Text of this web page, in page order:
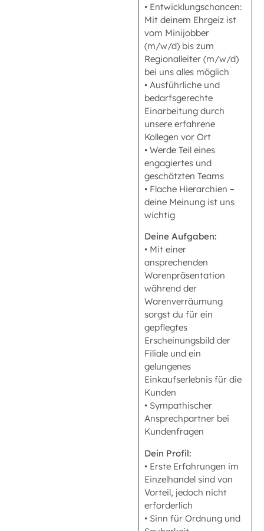
• Entwicklungschancen:
Mit deinem Ehrgeiz ist
vom Minijobber
(m/w/d) bis zum
Regionalleiter (m/w/d)
bei uns alles möglich
• Ausführliche und
bedarfsgerechte
Einarbeitung durch
unsere erfahrene
Kollegen vor Ort
• Werde Teil eines
engagiertes und
geschätzten Teams
• Flache Hierarchien –
deine Meinung ist uns
wichtig
Deine Aufgaben:
• Mit einer
ansprechenden
Warenpräsentation
während der
Warenverräumung
sorgst du für ein
gepflegtes
Erscheinungsbild der
Filiale und ein
gelungenes
Einkaufserlebnis für die
Kunden
• Sympathischer
Ansprechpartner bei
Kundenfragen
Dein Profil:
• Erste Erfahrungen im
Einzelhandel sind von
Vorteil, jedoch nicht
erforderlich
• Sinn für Ordnung und